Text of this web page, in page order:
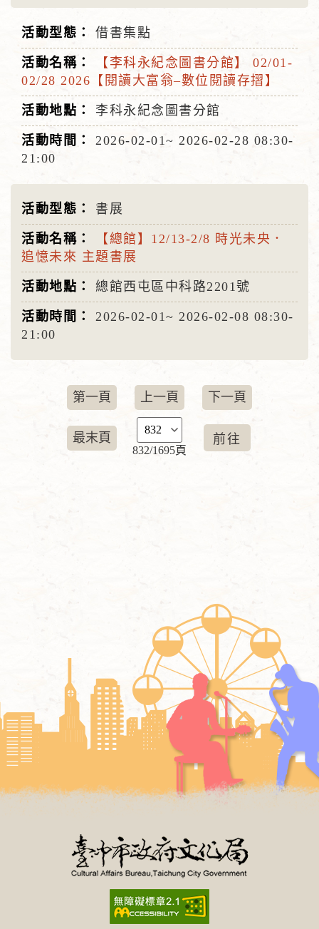
借書集點
【李科永紀念圖書分館】 02/01-
02/28 2026【閱讀大富翁–數位閱讀存摺】
李科永紀念圖書分館
2026-02-01~ 2026-02-28 08:30-
21:00
書展
【總館】12/13-2/8 時光未央．
追憶未來 主題書展
總館西屯區中科路2201號
2026-02-01~ 2026-02-08 08:30-
21:00
第一頁 上一頁 下一頁
最末頁
832/1695頁